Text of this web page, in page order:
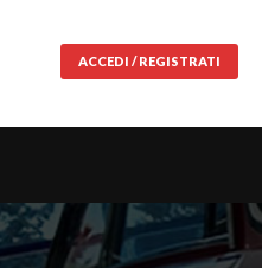
ACCEDI / REGISTRATI